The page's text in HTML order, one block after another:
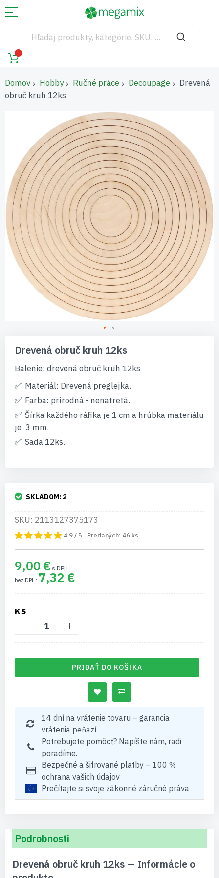
Domov Hobby Ručné práce Decoupage
Drevená
obruč kruh 12ks
obrázkov
začiatok
galérie
obrázkov
Drevená obruč kruh 12ks
Balenie: drevená obruč kruh 12ks
Materiál: Drevená preglejka.
Farba: prírodná - nenatretá.
Šírka každého ráfika je 1 cm a hrúbka materiálu
je 3 mm.
Sada 12ks.
SKLADOM: 2
SKU: 2113127375173
4.9 / 5 Predaných: 46 ks
9,00 €
7,32 €
KS
PRIDAŤ DO KOŠÍKA
14 dní na vrátenie tovaru – garancia
vrátenia peňazí
Potrebujete pomôcť? Napíšte nám, radi
poradíme.
Bezpečné a šifrované platby – 100 %
ochrana vašich údajov
Prečítajte si svoje zákonné záručné práva
Podrobnosti
Drevená obruč kruh 12ks — Informácie o